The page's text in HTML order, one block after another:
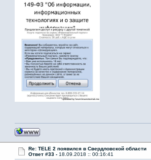
Re: TELE 2 появился в Свердловской области
Ответ #33 - 18.09.2018 :: 00:16:41